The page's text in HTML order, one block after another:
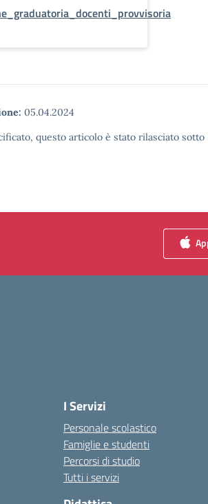
05.04.2024
questo articolo è stato rilasciato
I Servizi
Personale scolastico
Famiglie e studenti
Percorsi di studio
Tutti i servizi